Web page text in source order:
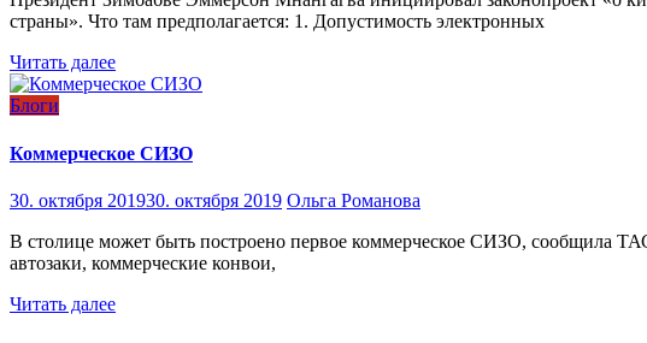
страны». Что там предполагается: 1. Допустимость электронных
Читать далее
Блоги
Коммерческое СИЗО
30. октября 201930. октября 2019 Ольга Романова
В столице может быть построено первое коммерческое СИЗО, сообщила
автозаки, коммерческие конвои,
Читать далее